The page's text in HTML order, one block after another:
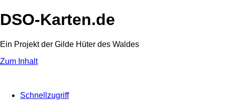
DSO-Karten.de
Ein Projekt der Gilde Hüter des Waldes
Zum Inhalt
Schnellzugriff